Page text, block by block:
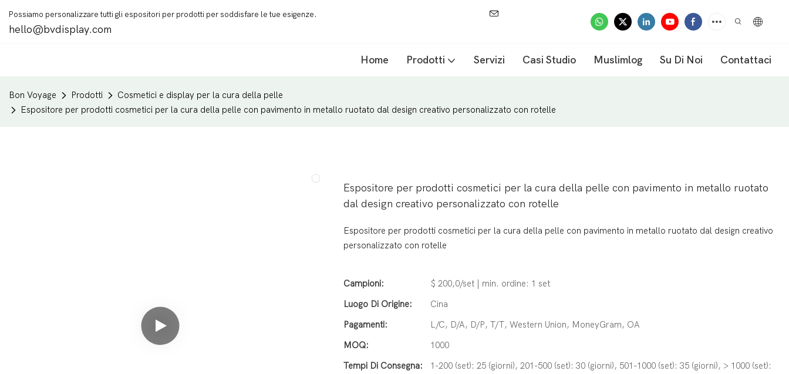
Possiamo personalizzare tutti gli espositori per prodotti per soddisfare le tue esigenze.
hello@bvdisplay.com
Home Prodotti Servizi Casi Studio Muslimlog Su Di Noi Contattaci
Bon Voyage Prodotti
Cosmetici e display per la cura della pelle
Espositore per prodotti cosmetici per la cura della pelle con pavimento in metallo ruotato dal design creativo personalizzato con rotelle
Espositore per prodotti cosmetici per la cura della pelle con pavimento in metallo ruotato
dal design creativo personalizzato con rotelle
Espositore per prodotti cosmetici per la cura della pelle con pavimento in metallo ruotato dal design creativo
personalizzato con rotelle
Campioni:
$ 200,0/set | min. ordine: 1 set
Luogo Di Origine:
Cina
Pagamenti:
L/C, D/A, D/P, T/T, Western Union, MoneyGram, OA
MOQ:
1000
Tempi Di Consegna:
1-200 (set): 25 (giorni), 201-500 (set): 30 (giorni), 501-1000 (set): 35 (giorni), > 1000 (set):